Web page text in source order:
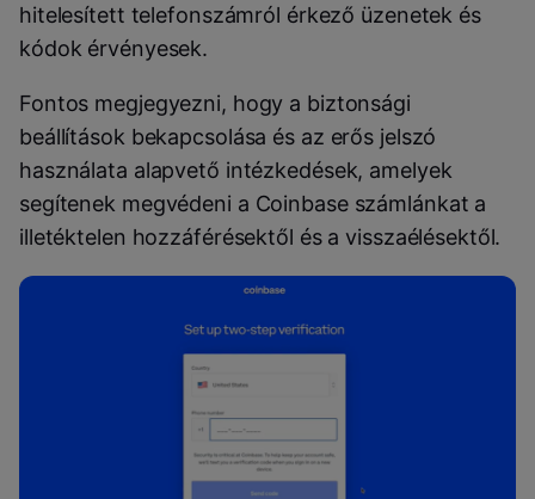
hitelesített telefonszámról érkező üzenetek és
kódok érvényesek.
Fontos megjegyezni, hogy a biztonsági
beállítások bekapcsolása és az erős jelszó
használata alapvető intézkedések, amelyek
segítenek megvédeni a Coinbase számlánkat a
illetéktelen hozzáférésektől és a visszaélésektől.